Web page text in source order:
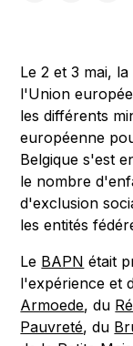
Le 2 et 3 mai,
l'Union
les différents
européenne
Belgique s'est
le nombre
d'exclusion
les entités
Le BAPN était
l'expérience et
Armoede, du
Pauvreté, du